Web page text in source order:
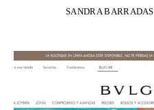
SANDRA BARRADAS